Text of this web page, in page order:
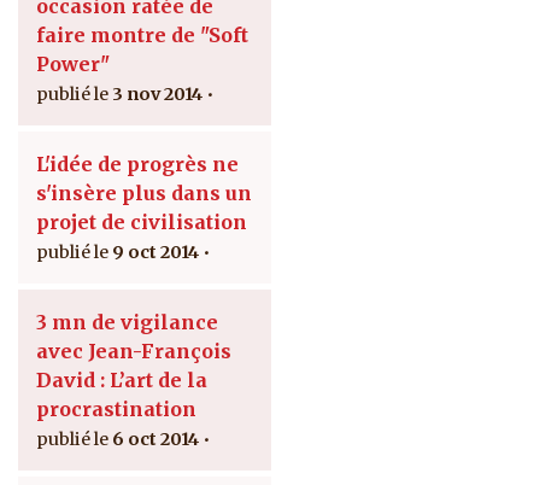
occasion ratée de
faire montre de "Soft
Power"
3 nov 2014
L'idée de progrès ne
s'insère plus dans un
projet de civilisation
9 oct 2014
3 mn de vigilance
avec Jean-François
David : L’art de la
procrastination
6 oct 2014